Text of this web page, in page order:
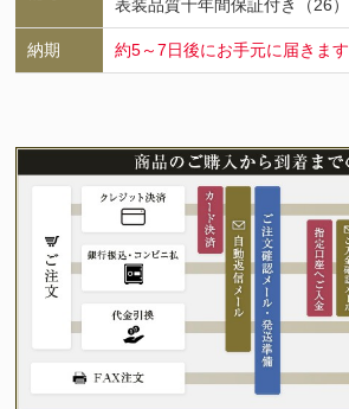
表装品質十年間保証付き（26）
納期 約5～7日後にお手元に届きます